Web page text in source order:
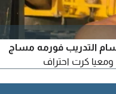
التدريب فورمه مساج
كرت احتراف